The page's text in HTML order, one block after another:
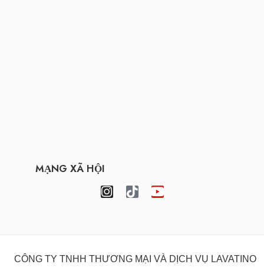
MẠNG XÃ HỘI
CÔNG TY TNHH THƯƠNG MẠI VÀ DỊCH VỤ LAVATINO